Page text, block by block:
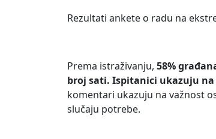
Rezultati ankete o radu na
Prema istraživanju, 58%
broj sati. Ispitanici ukazuju
komentari ukazuju na važnost
slučaju potrebe.